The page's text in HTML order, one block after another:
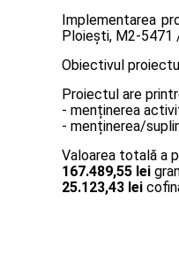
Implementarea
Ploiești, M2-5471
Obiectivul
Proiectul are
- menținerea
- menținerea/
Valoarea totală a
167.489,55 lei
25.123,43 lei